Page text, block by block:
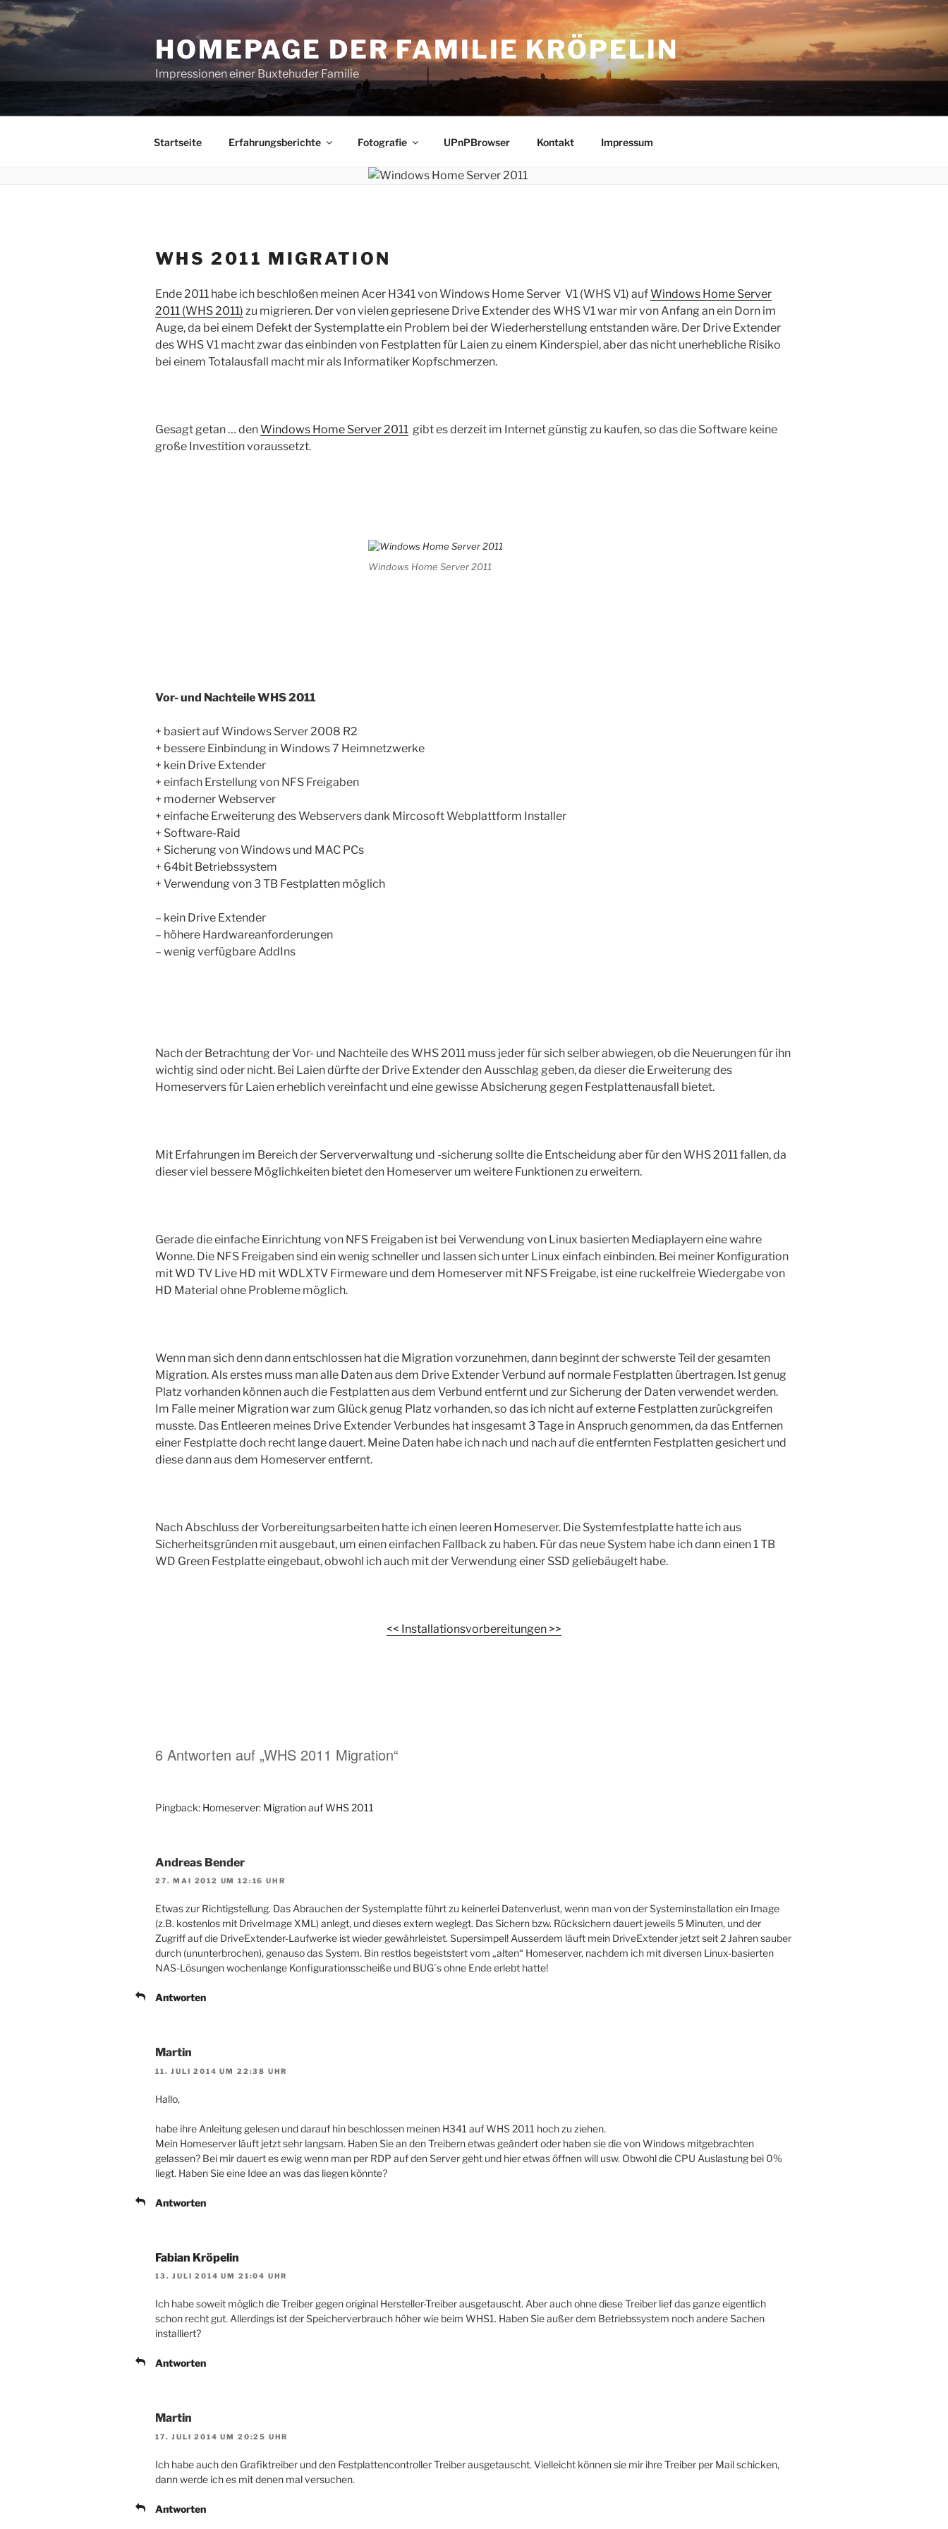
Zum
Inhalt
springen
HOMEPAGE DER FAMILIE KRÖPELIN
Impressionen einer Buxtehuder Familie
Startseite Erfahrungsberichte Fotografie UPnPBrowser Kontakt Impressum
WHS 2011 MIGRATION
Ende 2011 habe ich beschloßen meinen Acer H341 von Windows Home Server V1 (WHS V1) aufWindows Home Server
2011 (WHS 2011) zu migrieren. Der von vielen gepriesene Drive Extender des WHS V1 war mir von Anfang an ein Dorn im
Auge, da bei einem Defekt der Systemplatte ein Problem bei der Wiederherstellung entstanden wäre. Der Drive Extender
des WHS V1 macht zwar das einbinden von Festplatten für Laien zu einem Kinderspiel, aber das nicht unerhebliche Risiko
bei einem Totalausfall macht mir als Informatiker Kopfschmerzen.
Gesagt getan … denWindows Home Server 2011 gibt es derzeit im Internet günstig zu kaufen, so das die Software keine
große Investition voraussetzt.
Windows Home Server 2011
Vor- und Nachteile WHS 2011
+ basiert auf Windows Server 2008 R2
+ bessere Einbindung in Windows 7 Heimnetzwerke
+ kein Drive Extender
+ einfach Erstellung von NFS Freigaben
+ moderner Webserver
+ einfache Erweiterung des Webservers dank Mircosoft Webplattform Installer
+ Software-Raid
+ Sicherung von Windows und MAC PCs
+ 64bit Betriebssystem
+ Verwendung von 3 TB Festplatten möglich
– kein Drive Extender
– höhere Hardwareanforderungen
– wenig verfügbare AddIns
Nach der Betrachtung der Vor- und Nachteile des WHS 2011 muss jeder für sich selber abwiegen, ob die Neuerungen für ihn
wichtig sind oder nicht. Bei Laien dürfte der Drive Extender den Ausschlag geben, da dieser die Erweiterung des
Homeservers für Laien erheblich vereinfacht und eine gewisse Absicherung gegen Festplattenausfall bietet.
Mit Erfahrungen im Bereich der Serververwaltung und -sicherung sollte die Entscheidung aber für den WHS 2011 fallen, da
dieser viel bessere Möglichkeiten bietet den Homeserver um weitere Funktionen zu erweitern.
Gerade die einfache Einrichtung von NFS Freigaben ist bei Verwendung von Linux basierten Mediaplayern eine wahre
Wonne. Die NFS Freigaben sind ein wenig schneller und lassen sich unter Linux einfach einbinden. Bei meiner Konfiguration
mit WD TV Live HD mit WDLXTV Firmeware und dem Homeserver mit NFS Freigabe, ist eine ruckelfreie Wiedergabe von
HD Material ohne Probleme möglich.
Wenn man sich denn dann entschlossen hat die Migration vorzunehmen, dann beginnt der schwerste Teil der gesamten
Migration. Als erstes muss man alle Daten aus dem Drive Extender Verbund auf normale Festplatten übertragen. Ist genug
Platz vorhanden können auch die Festplatten aus dem Verbund entfernt und zur Sicherung der Daten verwendet werden.
Im Falle meiner Migration war zum Glück genug Platz vorhanden, so das ich nicht auf externe Festplatten zurückgreifen
musste. Das Entleeren meines Drive Extender Verbundes hat insgesamt 3 Tage in Anspruch genommen, da das Entfernen
einer Festplatte doch recht lange dauert. Meine Daten habe ich nach und nach auf die entfernten Festplatten gesichert und
diese dann aus dem Homeserver entfernt.
Nach Abschluss der Vorbereitungsarbeiten hatte ich einen leeren Homeserver. Die Systemfestplatte hatte ich aus
Sicherheitsgründen mit ausgebaut, um einen einfachen Fallback zu haben. Für das neue System habe ich dann einen 1 TB
WD Green Festplatte eingebaut, obwohl ich auch mit der Verwendung einer SSD geliebäugelt habe.
<< Installationsvorbereitungen >>
6 Antworten auf „WHS 2011 Migration“
Pingback: Homeserver: Migration auf WHS 2011
Andreas Bender
27. MAI 2012 UM 12:16 UHR
Etwas zur Richtigstellung. Das Abrauchen der Systemplatte führt zu keinerlei Datenverlust, wenn man von der Systeminstallation ein Image
(z.B. kostenlos mit DriveImage XML) anlegt, und dieses extern weglegt. Das Sichern bzw. Rücksichern dauert jeweils 5 Minuten, und der
Zugriff auf die DriveExtender-Laufwerke ist wieder gewährleistet. Supersimpel! Ausserdem läuft mein DriveExtender jetzt seit 2 Jahren sauber
durch (ununterbrochen), genauso das System. Bin restlos begeiststert vom „alten“ Homeserver, nachdem ich mit diversen Linux-basierten
NAS-Lösungen wochenlange Konfigurationsscheiße und BUG´s ohne Ende erlebt hatte!
Antworten
Martin
11. JULI 2014 UM 22:38 UHR
Hallo,
habe ihre Anleitung gelesen und darauf hin beschlossen meinen H341 auf WHS 2011 hoch zu ziehen.
Mein Homeserver läuft jetzt sehr langsam. Haben Sie an den Treibern etwas geändert oder haben sie die von Windows mitgebrachten
gelassen? Bei mir dauert es ewig wenn man per RDP auf den Server geht und hier etwas öffnen will usw. Obwohl die CPU Auslastung bei 0%
liegt. Haben Sie eine Idee an was das liegen könnte?
Antworten
Fabian Kröpelin
13. JULI 2014 UM 21:04 UHR
Ich habe soweit möglich die Treiber gegen original Hersteller-Treiber ausgetauscht. Aber auch ohne diese Treiber lief das ganze eigentlich
schon recht gut. Allerdings ist der Speicherverbrauch höher wie beim WHS1. Haben Sie außer dem Betriebssystem noch andere Sachen
installiert?
Antworten
Martin
17. JULI 2014 UM 20:25 UHR
Ich habe auch den Grafiktreiber und den Festplattencontroller Treiber ausgetauscht. Vielleicht können sie mir ihre Treiber per Mail schicken,
dann werde ich es mit denen mal versuchen.
Antworten